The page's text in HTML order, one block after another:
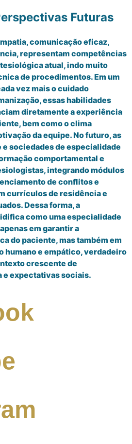
Futuras
comunicação eficaz,
representam competências
atual, indo muito
de procedimentos. Em um
vez mais o cuidado
essas habilidades
diretamente a experiência
bem como o clima
da equipe. No futuro, as
sociedades de especialidade
comportamental e
integrando módulos
de conflitos e
currículos de residência e
Dessa forma, a
como uma especialidade
em garantir a
do paciente, mas também em
humano e empático, verdadeiro
crescente de
expectativas sociais.